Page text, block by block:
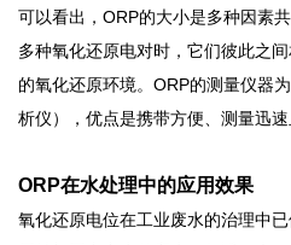
可以看出， ORP的大小是多种因素共
多种氧化还原电对时，它们彼此之
的氧化还原环境。 ORP的测量仪器
析仪），优点是携带方便、测量迅速
ORP在水处理中的应用效果
氧化还原电位在工业废水的治理中